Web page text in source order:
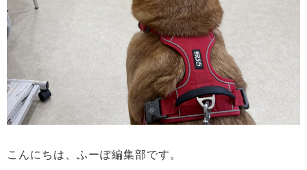
こんにちは、ふーぽ編集部です。